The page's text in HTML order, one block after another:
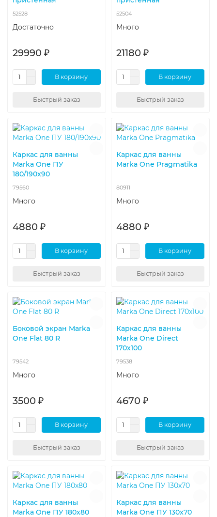
52528
Достаточно
29990 ₽
В корзину
Быстрый заказ
52504
Много
21180 ₽
В корзину
Быстрый заказ
Каркас для ванны
Marka One ПУ
180/190x90
79560
Много
4880 ₽
В корзину
Быстрый заказ
Каркас для ванны
Marka One Pragmatika
80911
Много
4880 ₽
В корзину
Быстрый заказ
Боковой экран Marka
One Flat 80 R
79542
Много
3500 ₽
В корзину
Быстрый заказ
Каркас для ванны
Marka One Direct
170x100
79538
Много
4670 ₽
В корзину
Быстрый заказ
Каркас для ванны
Marka One ПУ 180x80
Каркас для ванны
Marka One ПУ 130x70